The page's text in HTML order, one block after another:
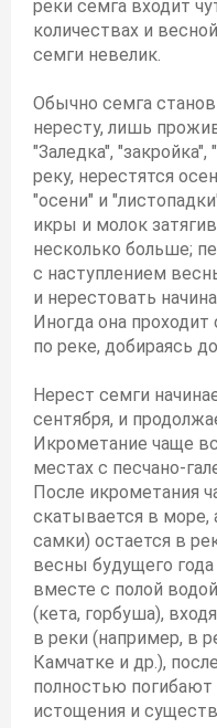
реки семга входит
количествах и
семги невелик.
Обычно семга
нересту, лишь
"Заледка",
реку, нерестятся
"осени" и
икры и молок
несколько больше;
с наступлением
и нерестовать
Иногда она
по реке, добираясь
Нерест семги
сентября, и
Икрометание чаще
местах с песчано-
После икрометания
скатывается в море,
самки) остается в
весны будущего
вместе с полой
(кета, горбуша),
в реки (например, в
Камчатке и др.),
полностью погибают
истощения и